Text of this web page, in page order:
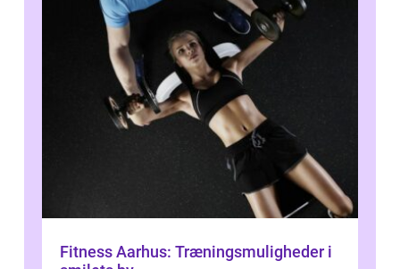
Fitness Aarhus: Træningsmuligheder i